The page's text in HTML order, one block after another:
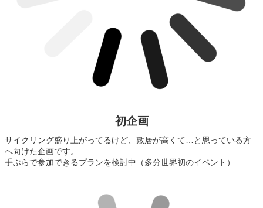
初企画
サイクリング盛り上がってるけど、敷居が高くて…と思っている方
へ向けた企画です。
手ぶらで参加できるプランを検討中（多分世界初のイベント）